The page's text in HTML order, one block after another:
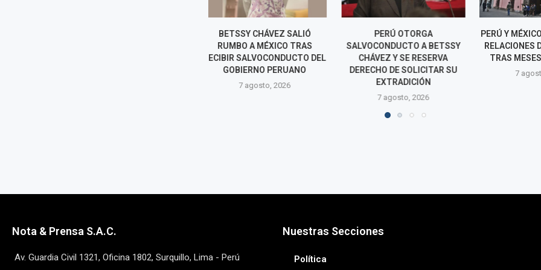
PERÚ OTORGA
SALVOCONDUCTO A BETSSY
CHÁVEZ Y SE RESERVA
DERECHO DE SOLICITAR SU
EXTRADICIÓN
PERÚ Y MÉXICO RESTABLECEN
RELACIONES DIPLOMÁTICAS
TRAS MESES DE TENSIÓN
7 agosto, 2026
LUNA
JEFE DE LA
DEL
Nota & Prensa S.A.C.
Av. Guardia Civil 1321, Oficina 1802, Surquillo, Lima - Perú
Nuestras Secciones
Política